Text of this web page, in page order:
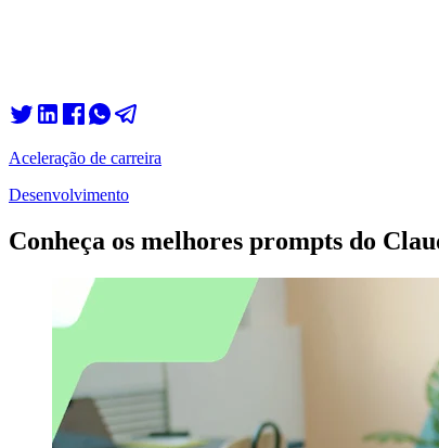
Aceleração de carreira
Desenvolvimento
Conheça os melhores prompts do